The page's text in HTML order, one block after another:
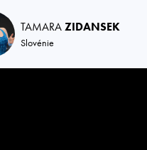
TAMARAZIDANSEK
Slovénie